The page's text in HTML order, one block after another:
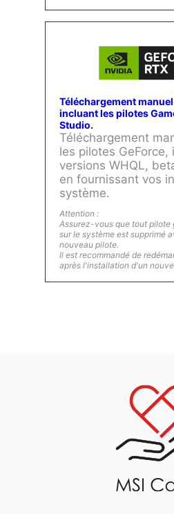
Téléchargement
incluant les pilotes
Studio.
Téléchargement
les pilotes GeForce,
versions WHQL,
en fournissant vos
système.
Attention :
Assurez-vous que tout pilote
sur le système est supprimé
nouveau pilote.
Il est recommandé de
après l'installation d'un